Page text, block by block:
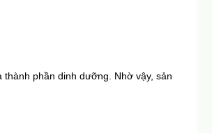
phần dinh dưỡng. Nhờ vậy, sản